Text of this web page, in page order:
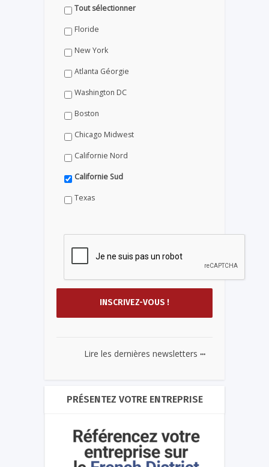
Tout sélectionner
Floride
New York
Atlanta Géorgie
Washington DC
Boston
Chicago Midwest
Californie Nord
Californie Sud
Texas
Lire les dernières newsletters ...
PRÉSENTEZ VOTRE ENTREPRISE